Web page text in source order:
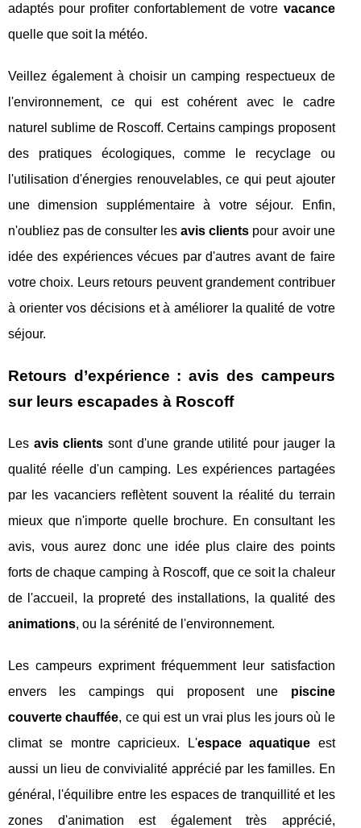
adaptés pour profiter confortablement de votre vacance
quelle que soit la météo.
Veillez également à choisir un camping respectueux de
l'environnement, ce qui est cohérent avec le cadre
naturel sublime de Roscoff. Certains campings proposent
des pratiques écologiques, comme le recyclage ou
l'utilisation d'énergies renouvelables, ce qui peut ajouter
une dimension supplémentaire à votre séjour. Enfin,
n'oubliez pas de consulter lesavis clients pour avoir une
idée des expériences vécues par d'autres avant de faire
votre choix. Leurs retours peuvent grandement contribuer
à orienter vos décisions et à améliorer la qualité de votre
séjour.
Retours d’expérience : avis des campeurs
sur leurs escapades à Roscoff
Les avis clients sont d'une grande utilité pour jauger la
qualité réelle d'un camping. Les expériences partagées
par les vacanciers reflètent souvent la réalité du terrain
mieux que n'importe quelle brochure. En consultant les
avis, vous aurez donc une idée plus claire des points
forts de chaque camping à Roscoff, que ce soit la chaleur
de l'accueil, la propreté des installations, la qualité des
animations, ou la sérénité de l'environnement.
Les campeurs expriment fréquemment leur satisfaction
envers les campings qui proposent une piscine
couverte chauffée, ce qui est un vrai plus les jours où le
climat se montre capricieux. L'espace aquatique est
aussi un lieu de convivialité apprécié par les familles. En
général, l'équilibre entre les espaces de tranquillité et les
zones d'animation est également très apprécié,